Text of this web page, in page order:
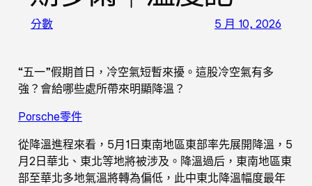
分數 5 月 10, 2026
“五一”假期首日，冷空氣短暫來擾。這股冷空氣有多
強？會給哪些處所帶來明顯降溫？
Porsche零件
從降溫進程來看，5月1日東南地區東部率先展開降溫，5
月2日華北、東北等地將被涉及。降溫過后，東南地區東
部至華北多地氣溫將轉為偏低，此中東北降溫幅度最年